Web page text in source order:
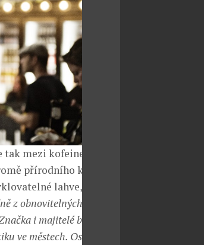
mezi kofeinem
přírodního kofeinu
lahve, které
z obnovitelných zdrojů,
i majitelé bojují za
ve městech. Ostatně